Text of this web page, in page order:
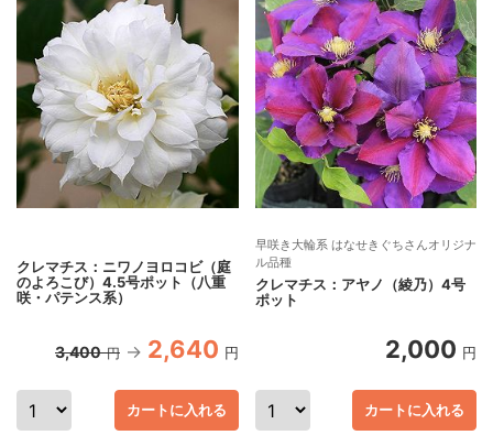
クレマチス：ニワノヨロコビ（庭
のよろこび）4.5号ポット（八重
咲・パテンス系）
3,400 円 2,640 円
カートに入れる
早咲き大輪系 はなせきぐちさんオリジナ
ル品種
クレマチス：アヤノ（綾乃）4号
ポット
2,000 円
カートに入れる